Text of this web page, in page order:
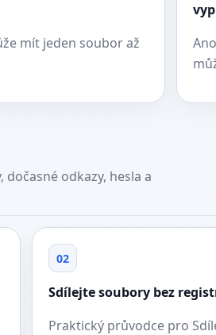
mít jeden soubor až
odkazy, hesla a
02
Sdílejte soubory bez
Praktický průvodce pro